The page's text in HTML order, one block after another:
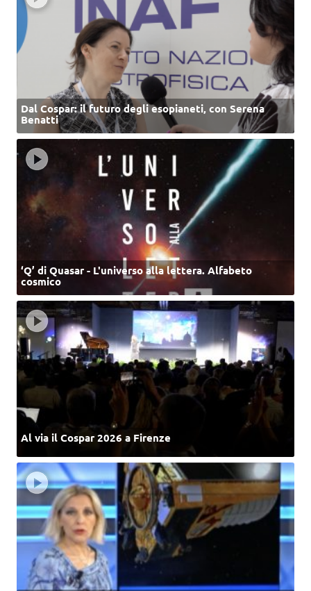
Dal Cospar: il futuro degli esopianeti, con Serena
Benatti
‘Q’ di Quasar - L'universo alla lettera. Alfabeto
cosmico
Al via il Cospar 2026 a Firenze